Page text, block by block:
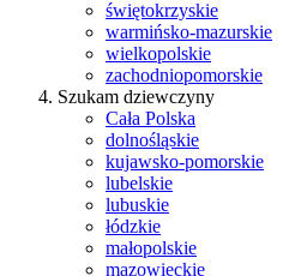
świętokrzyskie
warmińsko-mazurskie
wielkopolskie
zachodniopomorskie
Szukam dziewczyny
Cała Polska
dolnośląskie
kujawsko-pomorskie
lubelskie
lubuskie
łódzkie
małopolskie
mazowieckie